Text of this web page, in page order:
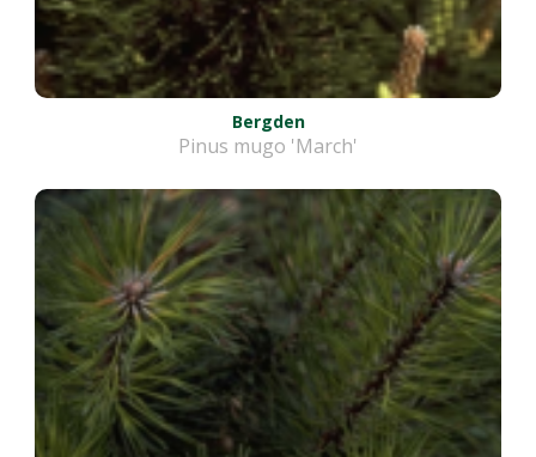
Bergden
Pinus mugo 'March'